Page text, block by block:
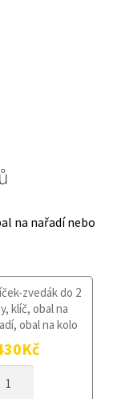
na nařadí nebo
zvedák do 2
klíč, obal na
obal na kolo
Kč